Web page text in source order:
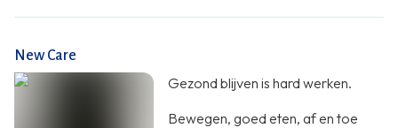
New Care
Gezond blijven is hard werken.
Bewegen, goed eten, af en toe